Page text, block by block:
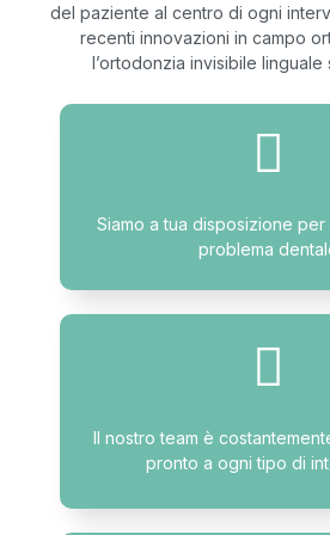
del paziente al centro di ogni
recenti innovazioni in campo
l’ortodonzia invisibile linguale
Siamo a tua disposizione
problema
Il nostro team è
pronto a ogni tipo di